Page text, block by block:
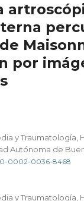
por
y Traumatología,
Autónoma de
0002-0036-8468
y Traumatología,